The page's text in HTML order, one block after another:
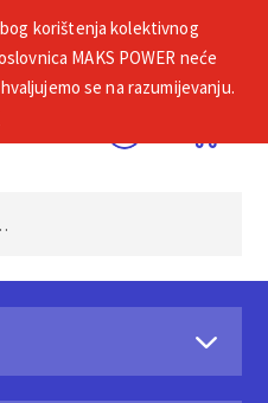
korištenja kolektivnog
MAKS POWER neće
se na razumijevanju.